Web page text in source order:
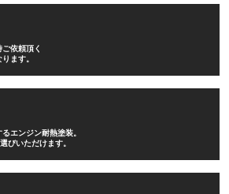
依頼頂く
ます。
エンジン耐熱塗装。
びいただけます。